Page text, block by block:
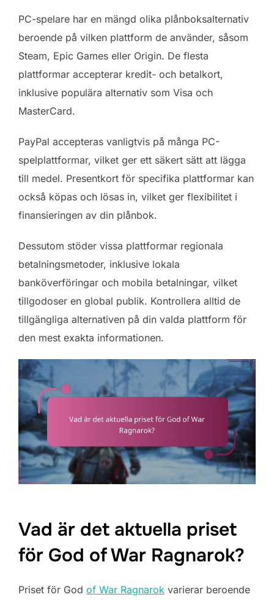
PC-spelare har en mängd olika plånboksalternativ
beroende på vilken plattform de använder, såsom
Steam, Epic Games eller Origin. De flesta
plattformar accepterar kredit- och betalkort,
inklusive populära alternativ som Visa och
MasterCard.
PayPal accepteras vanligtvis på många PC-
spelplattformar, vilket ger ett säkert sätt att lägga
till medel. Presentkort för specifika plattformar kan
också köpas och lösas in, vilket ger flexibilitet i
finansieringen av din plånbok.
Dessutom stöder vissa plattformar regionala
betalningsmetoder, inklusive lokala
banköverföringar och mobila betalningar, vilket
tillgodoser en global publik. Kontrollera alltid de
tillgängliga alternativen på din valda plattform för
den mest exakta informationen.
Vad är det aktuella priset
för God of War Ragnarok?
Priset för God of War Ragnarok varierar beroende